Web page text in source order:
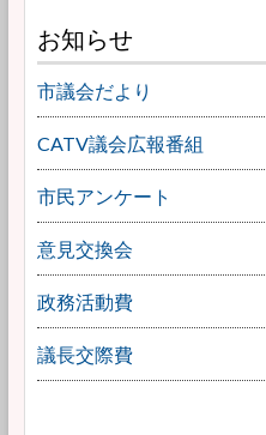
お知らせ
市議会だより
CATV議会広報番組
市民アンケート
意見交換会
政務活動費
議長交際費